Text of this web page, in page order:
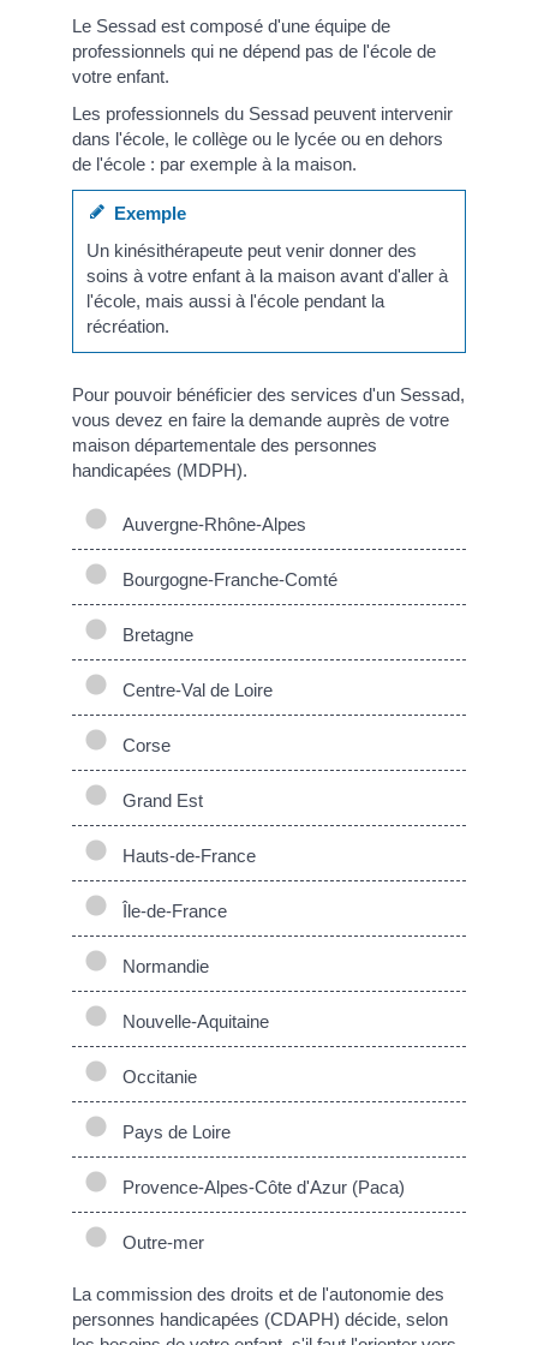
Le Sessad est composé d'une équipe de
professionnels qui ne dépend pas de l'école de
votre enfant.
Les professionnels du Sessad peuvent intervenir
dans l'école, le collège ou le lycée ou en dehors
de l'école : par exemple à la maison.
Exemple
Un kinésithérapeute peut venir donner des
soins à votre enfant à la maison avant d'aller à
l'école, mais aussi à l'école pendant la
récréation.
Pour pouvoir bénéficier des services d'un Sessad,
vous devez en faire la demande auprès de votre
maison départementale des personnes
handicapées (MDPH).
Auvergne-Rhône-Alpes
Bourgogne-Franche-Comté
Bretagne
Centre-Val de Loire
Corse
Grand Est
Hauts-de-France
Île-de-France
Normandie
Nouvelle-Aquitaine
Occitanie
Pays de Loire
Provence-Alpes-Côte d'Azur (Paca)
Outre-mer
La commission des droits et de l'autonomie des
personnes handicapées (CDAPH) décide, selon